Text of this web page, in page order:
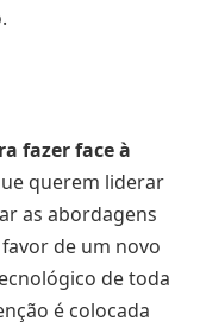
fazer face à
querem liderar
as abordagens
de um novo
de toda
é colocada